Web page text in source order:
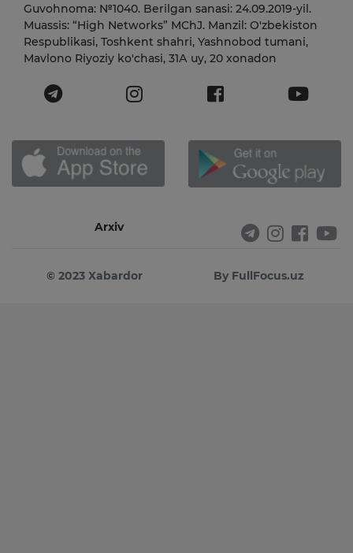
Guvohnoma: №1040. Berilgan sanasi: 24.09.2019-yil.
Muassis: “High Networks” MChJ. Manzil: O'zbekiston
Respublikasi, Toshkent shahri, Yashnobod tumani,
Mavlono Riyoziy ko'chasi, 31А uy, 20 xonadon
Arxiv
© 2023 Xabardor By FullFocus.uz